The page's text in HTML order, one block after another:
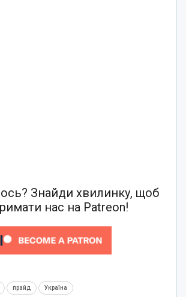
Знайди хвилинку, щоб
нас на Patreon!
прайд Україна